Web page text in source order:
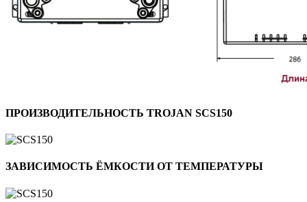
ПРОИЗВОДИТЕЛЬНОСТЬ TROJAN SCS150
ЗАВИСИМОСТЬ ЁМКОСТИ ОТ ТЕМПЕРАТУРЫ